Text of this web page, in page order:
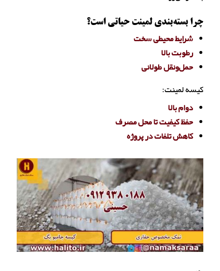
چرا بسته‌بندی لمینت حیاتی است؟
شرایط محیطی سخت
رطوبت بالا
حمل‌ونقل طولانی
کیسه لمینت:
دوام بالا
حفظ کیفیت تا محل مصرف
کاهش تلفات در پروژه